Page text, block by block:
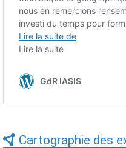
Cartographie des